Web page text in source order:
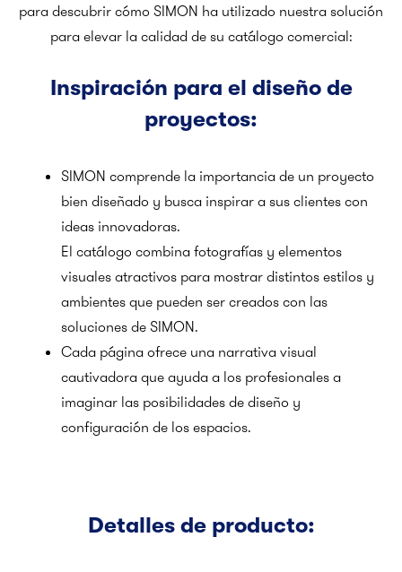
para descubrir cómo SIMON ha utilizado nuestra solución
para elevar la calidad de su catálogo comercial:
Inspiración para el diseño de
proyectos:
SIMON comprende la importancia de un proyecto
bien diseñado y busca inspirar a sus clientes con
ideas innovadoras.
El catálogo combina fotografías y elementos
visuales atractivos para mostrar distintos estilos y
ambientes que pueden ser creados con las
soluciones de SIMON.
Cada página ofrece una narrativa visual
cautivadora que ayuda a los profesionales a
imaginar las posibilidades de diseño y
configuración de los espacios.
Detalles de producto: